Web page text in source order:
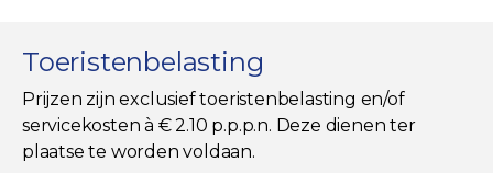
Toeristenbelasting
Prijzen zijn exclusief toeristenbelasting en/of
servicekosten à € 2.10 p.p.p.n. Deze dienen ter
plaatse te worden voldaan.